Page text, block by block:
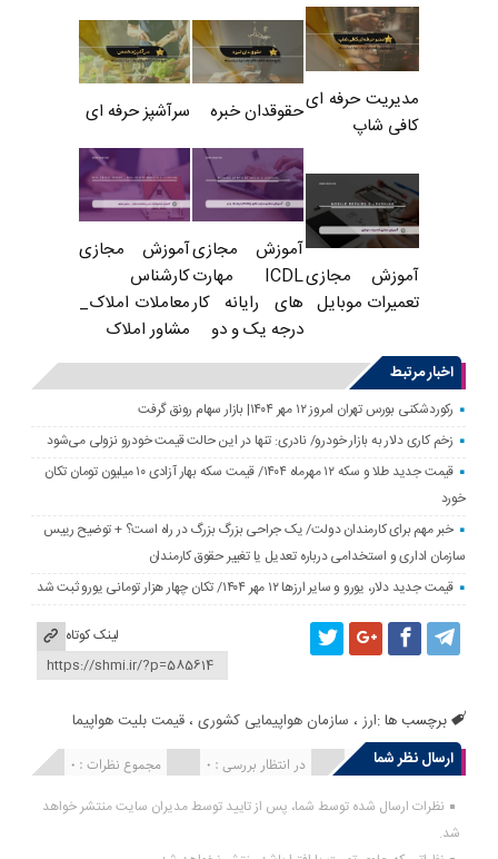
مدیریت حرفه ای
کافی شاپ
حقوقدان خبره سرآشپز حرفه ای
آموزش مجازی
تعمیرات موبایل
آموزش مجازی
ICDL مهارت
های رایانه کار
درجه یک و دو
آموزش مجازی
کارشناس
معاملات املاک_
مشاور املاک
اخبار مرتبط
رکوردشکنی بورس تهران امروز ۱۲ مهر ۱۴۰۴| بازار سهام رونق گرفت
زخم کاری دلار به بازار خودرو/ نادری: تنها در این حالت قیمت خودرو نزولی می‌شود
قیمت جدید طلا و سکه ۱۲ مهرماه ۱۴۰۴/ قیمت سکه بهار آزادی ۱۰ میلیون تومان تکان
خورد
خبر مهم برای کارمندان دولت/ یک جراحی بزرگ بزرگ در راه است؟ + توضیح رییس
سازمان اداری و استخدامی درباره تعدیل یا تغییر حقوق کارمندان
قیمت جدید دلار، یورو و سایر ارزها ۱۲ مهر ۱۴۰۴/ تکان چهار هزار تومانی یورو ثبت شد
لینک کوتاه
برچسب ها :ارز ، سازمان هواپیمایی کشوری ،قیمت بلیت هواپیما
ارسال نظر شما
مجموع نظرات : 0 در انتظار بررسی : 0 انتشار یافته : 0
نظرات ارسال شده توسط شما، پس از تایید توسط مدیران سایت منتشر خواهد
شد.